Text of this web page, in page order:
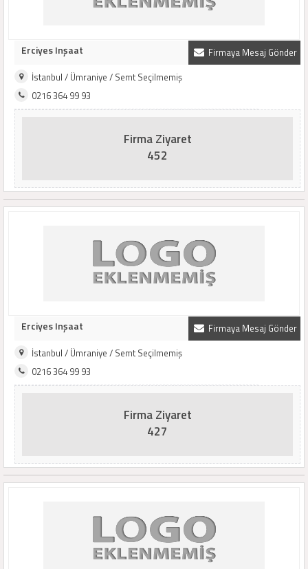
Firmaya Mesaj Gönder
Erciyes Inşaat
İstanbul / Ümraniye / Semt Seçilmemiş
0216 364 99 93
Firma Ziyaret
452
Firmaya Mesaj Gönder
Erciyes Inşaat
İstanbul / Ümraniye / Semt Seçilmemiş
0216 364 99 93
Firma Ziyaret
427